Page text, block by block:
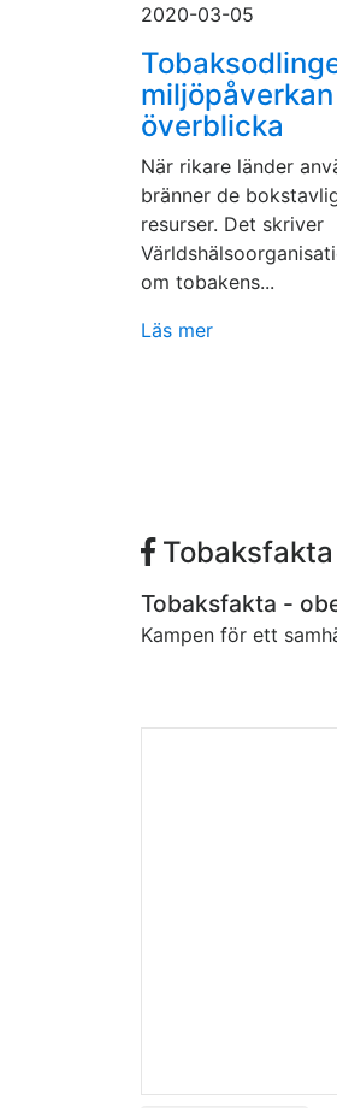
2020-03-05
överblicka
När rikare länder
bränner de
resurser. Det skriver
om tobakens...
Läs mer
Tobaksfakta
Tobaksfakta -
Kampen för ett